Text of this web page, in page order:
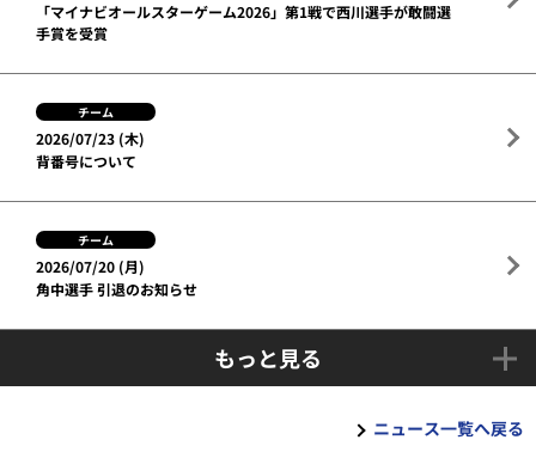
「マイナビオールスターゲーム2026」第1戦で西川選手が敢闘選
手賞を受賞
チーム
2026/07/23 (木)
背番号について
チーム
2026/07/20 (月)
角中選手 引退のお知らせ
もっと見る
ニュース一覧へ戻る